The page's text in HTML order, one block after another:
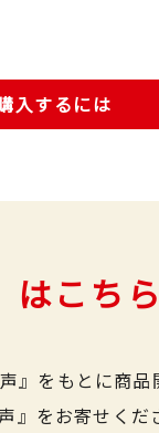
入するには
はこち
をもとに商品
』をお寄せくだ